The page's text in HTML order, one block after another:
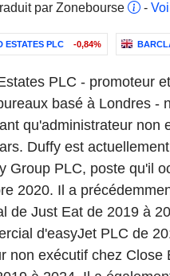
par Zonebourse
-
ESTATES PLC -0,84%
PLC - promoteur et
basé à Londres -
qu'administrateur non
Duffy est
Group PLC, poste qu'il
2020. Il a
de Just Eat de 2019 à
d'easyJet PLC de
non exécutif chez Close